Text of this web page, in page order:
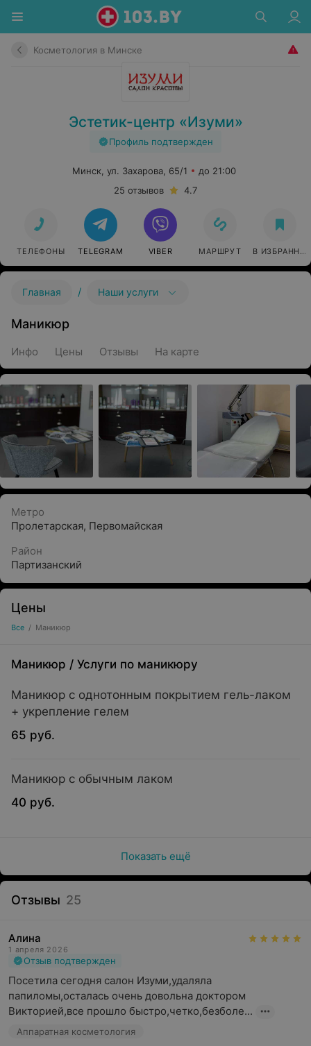
Косметология в Минске
Эстетик-центр «Изуми»
Профиль подтвержден
Минск, ул. Захарова, 65/1
до 21:00
25 отзывов
4.7
ТЕЛЕФОНЫ TELEGRAM VIBER МАРШРУТ В ИЗБРАННОЕ
Главная / Наши услуги
Маникюр
Инфо Цены Отзывы На карте
Метро
Пролетарская, Первомайская
Район
Партизанский
Цены
Все / Маникюр
Маникюр / Услуги по маникюру
Маникюр с однотонным покрытием гель-лаком
+ укрепление гелем
65 руб.
Маникюр с обычным лаком
40 руб.
Показать ещё
Отзывы 25
Алина
1 апреля 2026
Отзыв подтвержден
Посетила сегодня салон Изуми,удаляла
папиломы,осталась очень довольна доктором
Викторией,все прошло быстро,четко,безболе...
Аппаратная косметология